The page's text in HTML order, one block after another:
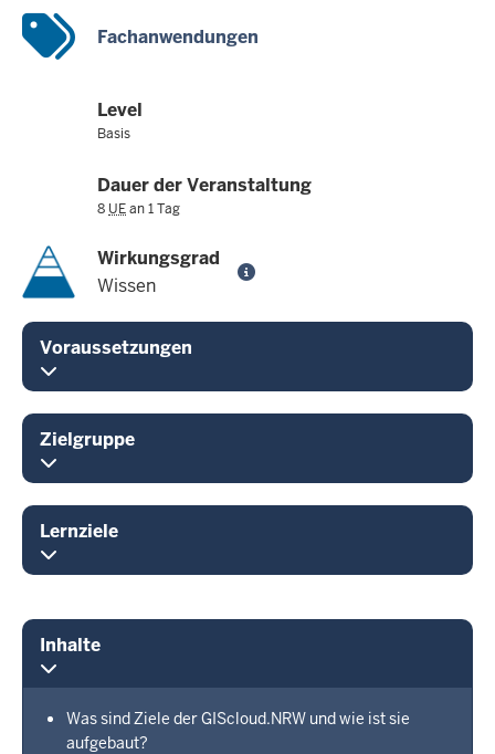
Fachanwendungen
Level
Basis
Dauer der Veranstaltung
8 UEan 1 Tag
Wirkungsgrad
Wissen
Voraussetzungen
Zielgruppe
Lernziele
Inhalte
Was sind Ziele der GIScloud.NRW und wie ist sie
aufgebaut?